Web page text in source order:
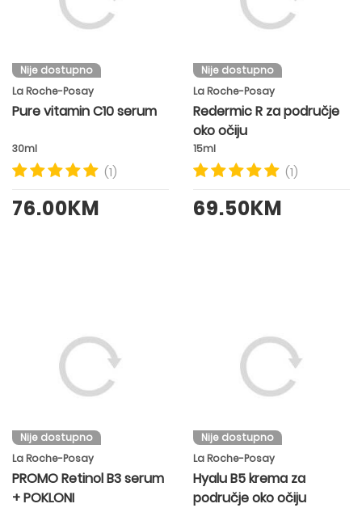
Nije dostupno
La Roche-Posay
Pure vitamin C10 serum
30ml
(1)
76.00KM
Nije dostupno
La Roche-Posay
Redermic R za područje
oko očiju
15ml
(1)
69.50KM
Nije dostupno
La Roche-Posay
PROMO Retinol B3 serum
+ POKLONI
Nije dostupno
La Roche-Posay
Hyalu B5 krema za
područje oko očiju